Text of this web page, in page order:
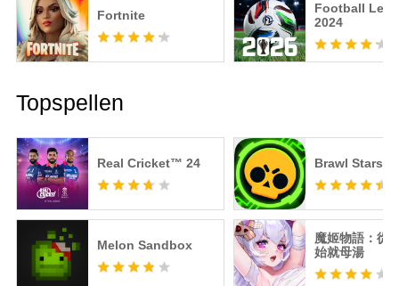
Fortnite
Football
2024
Topspellen
Real Cricket™ 24
Melon Sandbox
Brawl Stars
魔姬物語：從
始就母湯